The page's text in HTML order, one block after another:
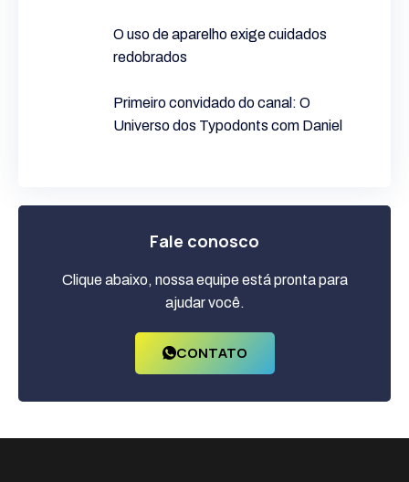
O uso de aparelho exige cuidados
redobrados
Primeiro convidado do canal: O
Universo dos Typodonts com Daniel
Fale conosco
Clique abaixo, nossa equipe está pronta para
ajudar você.
CONTATO